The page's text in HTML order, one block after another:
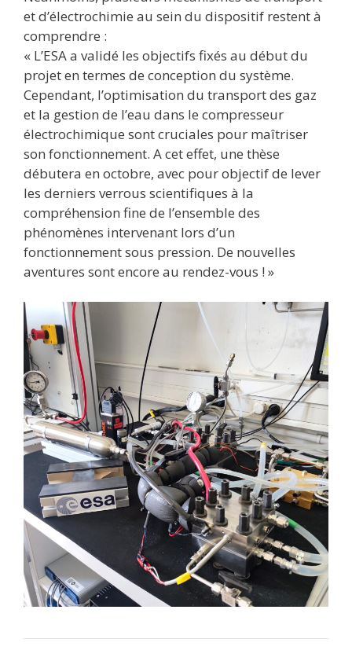
et d’électrochimie au sein du dispositif restent à
comprendre :
« L’ESA a validé les objectifs fixés au début du
projet en termes de conception du système.
Cependant, l’optimisation du transport des gaz
et la gestion de l’eau dans le compresseur
électrochimique sont cruciales pour maîtriser
son fonctionnement. A cet effet, une thèse
débutera en octobre, avec pour objectif de lever
les derniers verrous scientifiques à la
compréhension fine de l’ensemble des
phénomènes intervenant lors d’un
fonctionnement sous pression. De nouvelles
aventures sont encore au rendez-vous ! »